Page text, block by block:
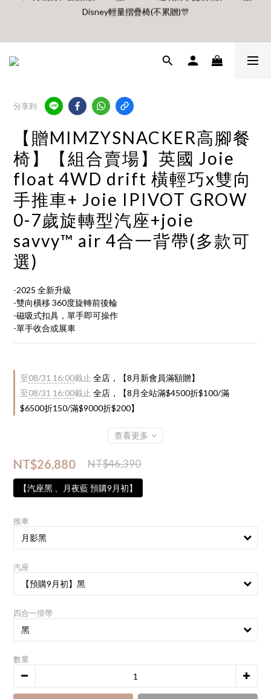
🎊8月底前、首購滿$3500贈UBMOM透明防水提袋 滿$6500贈
8月每週五、六、日 新會員 首購免運🔥
🎊8月底前、首購滿$3500贈UBMOM透明防水提袋 滿$6500贈
Disney輕量摺疊椅(不累贈)🎊
分享到
【贈MIMZYSNACKER高腳餐
椅】【組合賣場】英國 Joie
float 4WD drift 橫輕巧x雙向
手推車+ Joie IPIVOT GROW
0-7歲旋轉型汽座+joie
savvy™ air 4合一背帶(多款可
選)
-2025 全新升級
-雙向橫移 360度旋轉前後輪
-磁吸式扣具，單手即可操作
-單手收合或展車
至08/31 16:00截止 全店，【8月新會員滿額贈】
至08/31 16:00截止 全店，【8月全站滿$4500折$100/滿
$6500折150/滿$9000折$200】
查看更多
NT$26,880 NT$46,390
【汽座黑 、月夜藍 預購9月初】
推車
汽座
四合一揹帶
數量